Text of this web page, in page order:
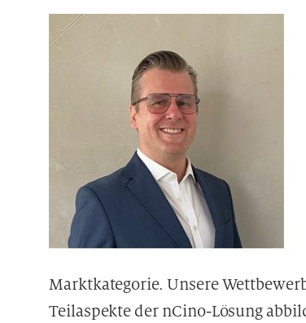
Marktkategorie. Unsere
Teilaspekte der nCino-Lösung